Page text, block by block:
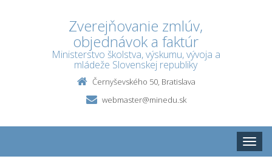
Zverejňovanie zmlúv,
objednávok a faktúr
Ministerstvo školstva, výskumu, vývoja a
mládeže Slovenskej republiky
Černyševského 50, Bratislava
webmaster@minedu.sk
Toggle